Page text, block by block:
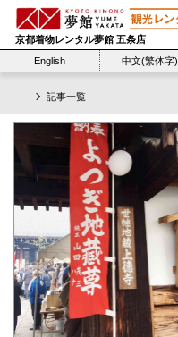
京都着物レンタル夢館 五条店
English
中文(繁体字)
記事一覧